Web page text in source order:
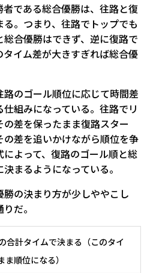
である総合優勝は、往路と復
。つまり、往路でトップでも
合優勝はできず、逆に復路で
イム差が大きすぎれば総合優
のゴール順位に応じて時間差
組みになっている。往路でリ
差を保ったまま復路スター
の差を追いかけながら順位を争
よって、復路のゴール順と総
まるようになっている。
の決まり方が少しややこし
だ。
合計タイムで決まる（このタイ
ま順位になる）